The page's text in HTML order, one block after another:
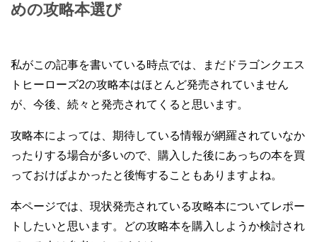
めの攻略本選び
私がこの記事を書いている時点では、まだドラゴンクエス
トヒーローズ2の攻略本はほとんど発売されていません
が、今後、続々と発売されてくると思います。
攻略本によっては、期待している情報が網羅されていなか
ったりする場合が多いので、購入した後にあっちの本を買
っておけばよかったと後悔することもありますよね。
本ページでは、現状発売されている攻略本についてレポー
トしたいと思います。どの攻略本を購入しようか検討され